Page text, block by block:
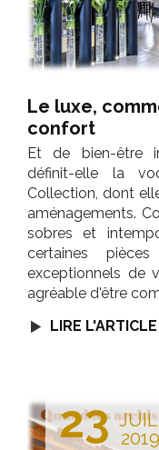
Le luxe,
confort
Et de bien-être
définit-elle la
Collection, dont
aménagements.
sobres et
certaines
exceptionnels de
agréable d'être
LIRE L'ARTICLE
23 2019